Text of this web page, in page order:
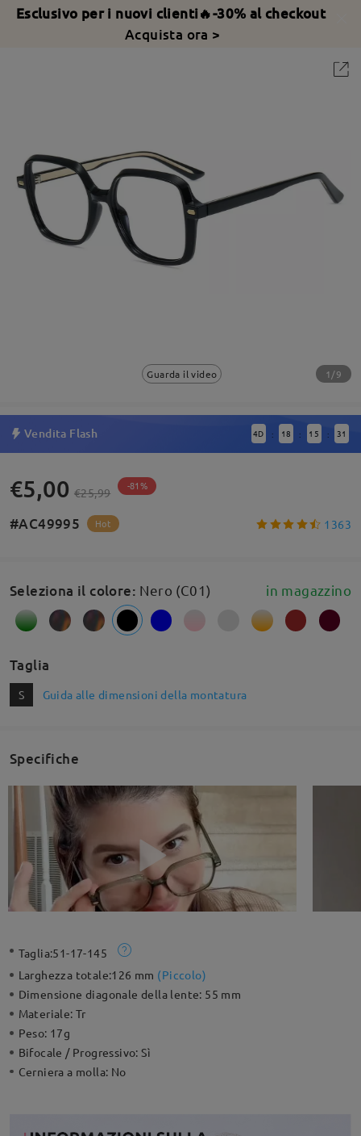
Esclusivo per i nuovi clienti🔥-30% al checkout
Acquista ora >
Guarda il video 1/9
Vendita Flash 4D : 18 : 15 : 30
€5,00 €25,99 -81%
#AC49995 Hot 1363
Seleziona il colore: Nero (C01) in magazzino
Taglia
S Guida alle dimensioni della montatura
Specifiche
Taglia:51-17-145
Larghezza totale:126 mm (Piccolo)
Dimensione diagonale della lente: 55 mm
Materiale:Tr
Peso: 17g
Bifocale / Progressivo:Sì
Cerniera a molla: No